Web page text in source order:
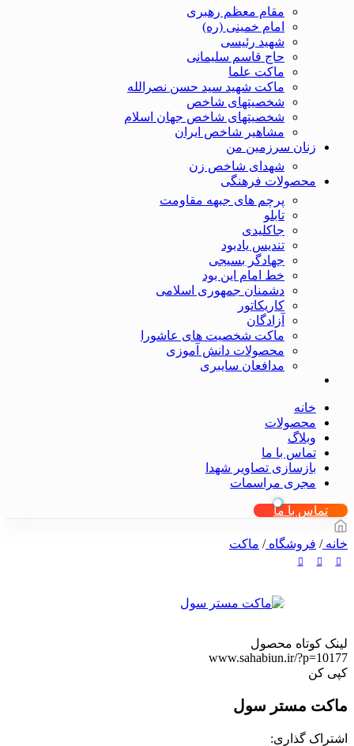
مقام معظم رهبری
امام خمینی (ره)
شهید رئیسی
حاج قاسم سلیمانی
ماکت علما
ماکت شهید سید حسن نصرالله
شخصیتهای شاخص
شخصیتهای شاخص جهان اسلام
مشاهیر شاخص ایران
زنان سرزمین من
شهدای شاخص زن
محصولات فرهنگی
پرچم های جبهه مقاومت
تابلو
جاکلیدی
تندیس یادبود
جهادگر بسیجی
خط امام این بود
دشمنان جمهوری اسلامی
کاریکاتور
آزادگان
ماکت شخصیت های عاشورا
محصولات دانش آموزی
مدافعان سایبری
خانه
محصولات
وبلاگ
تماس با ما
بازسازی تصاویر شهدا
مجری مراسمات
تماس با ما
خانه/ فروشگاه/ ماکت
لینک کوتاه محصول
www.sahabiun.ir/?p=10177
کپی کن
ماکت مستر سول
اشتراک گذاری: